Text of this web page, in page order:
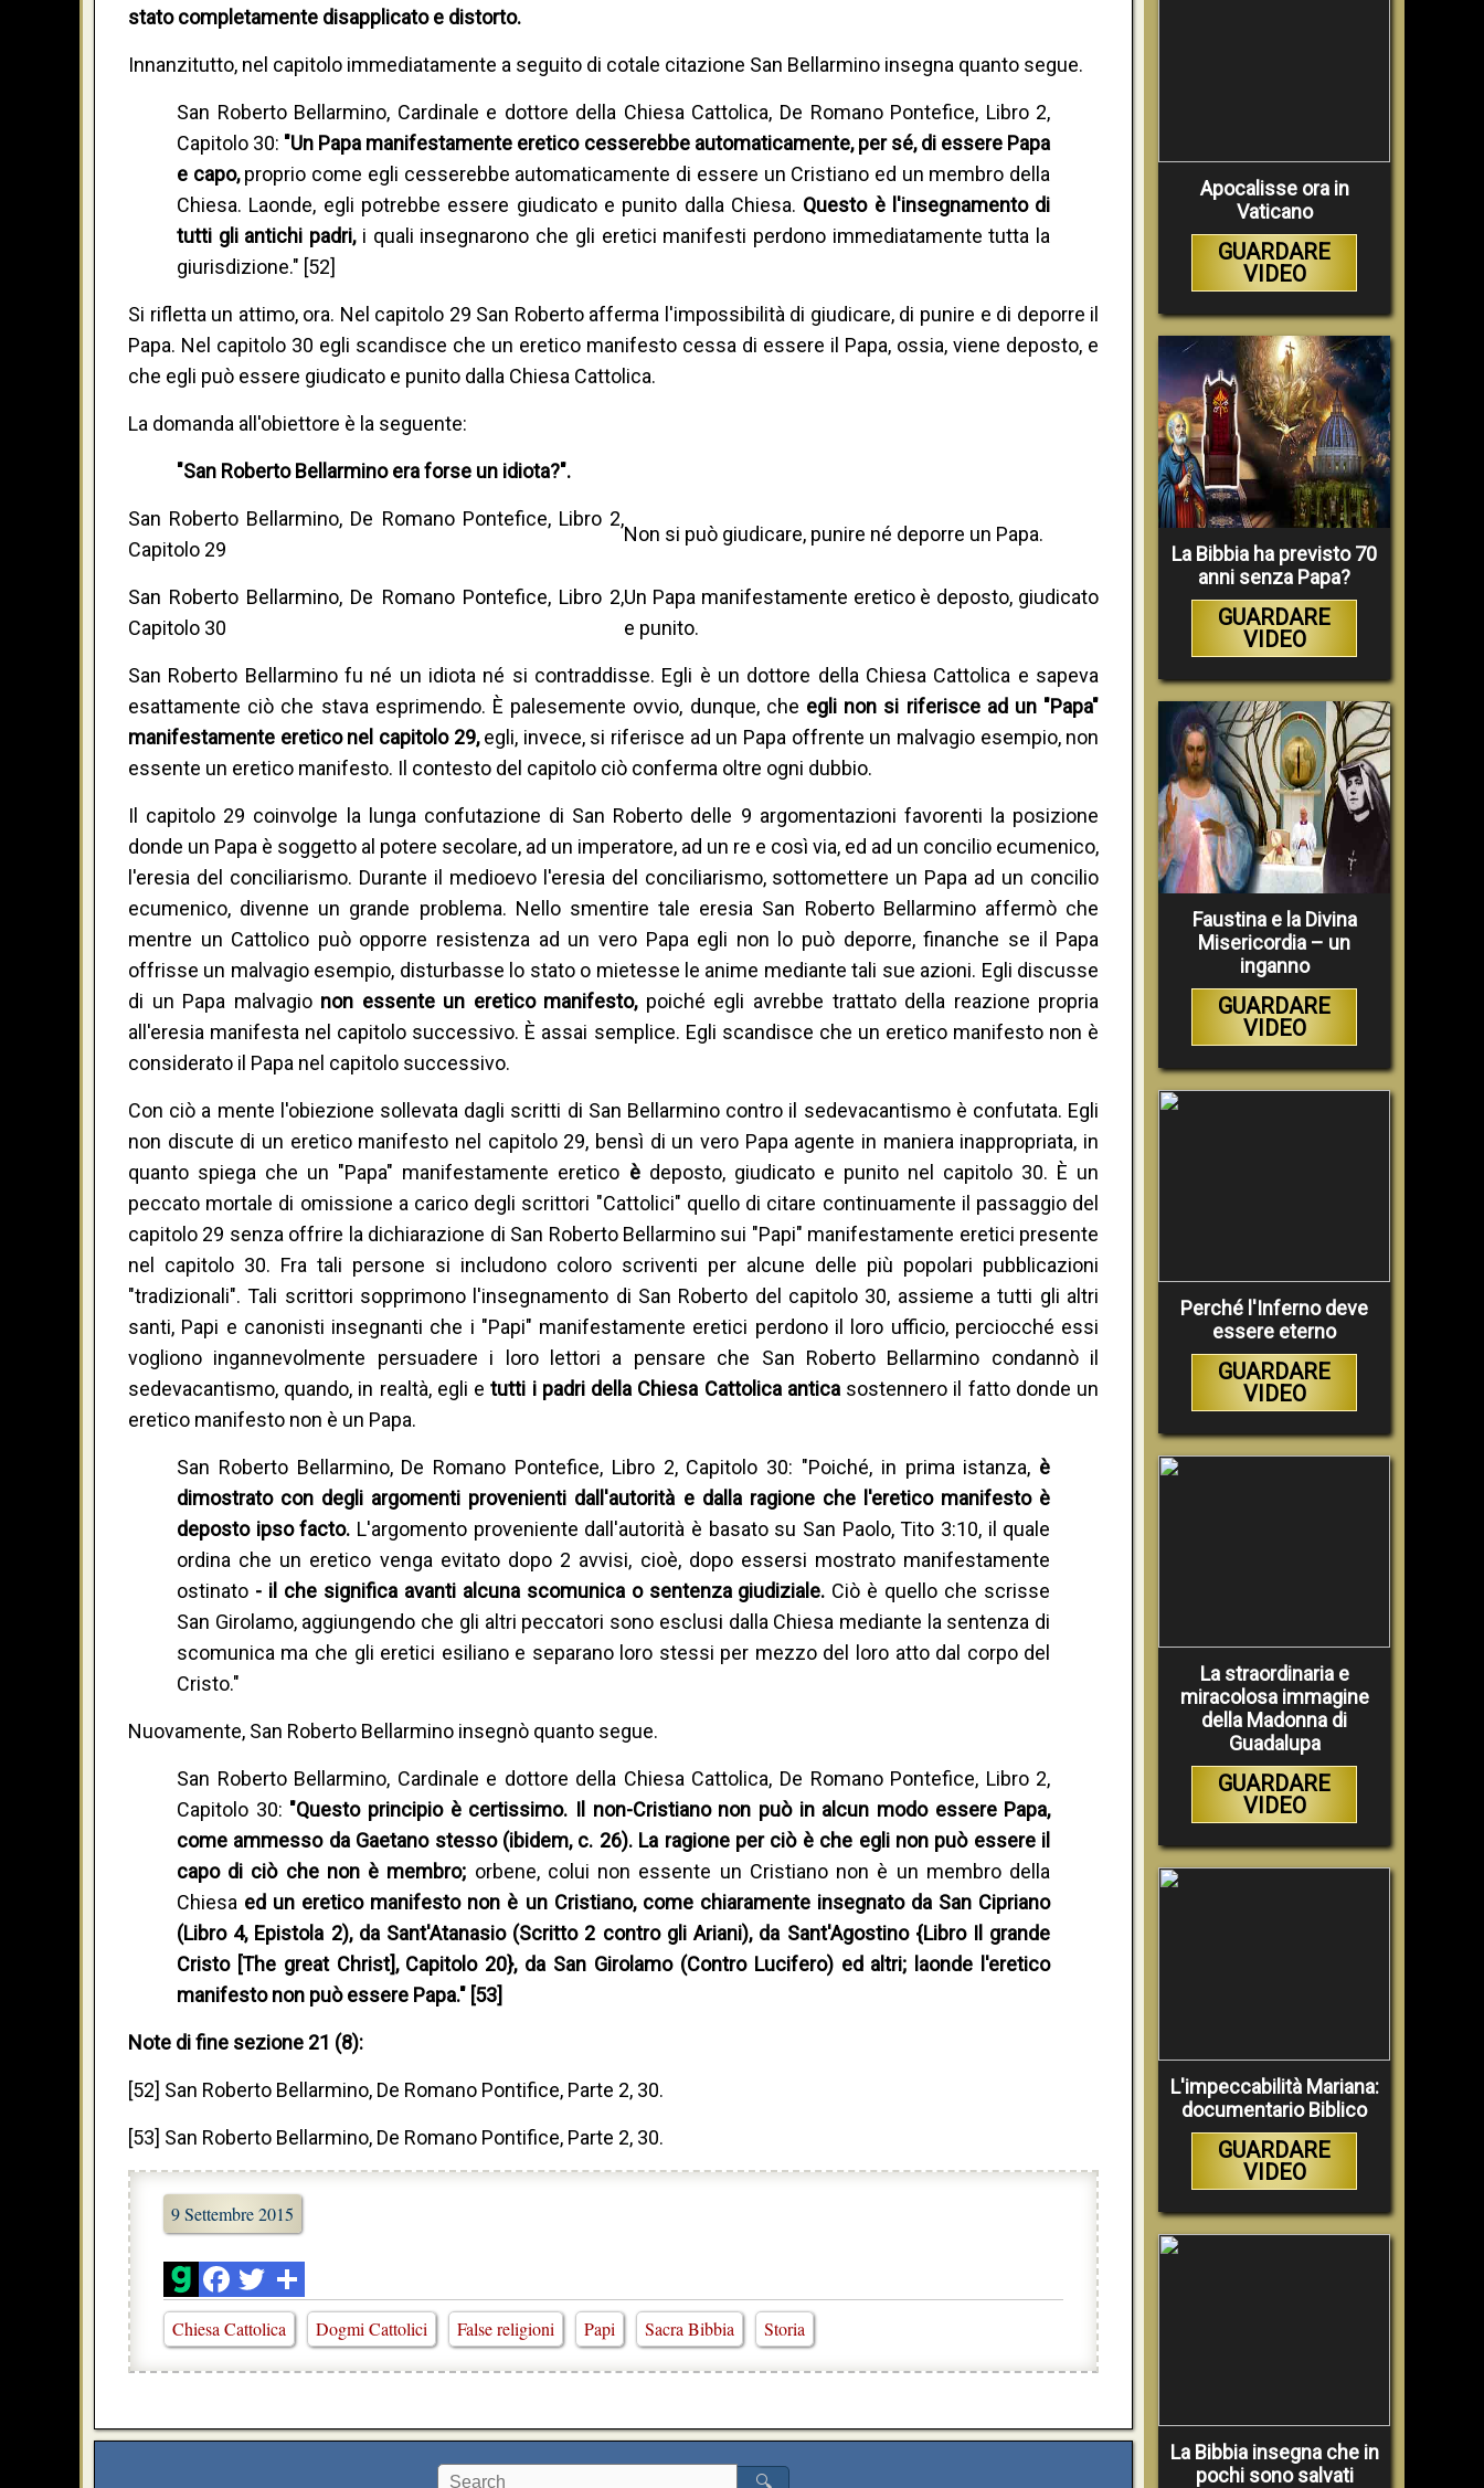
stato completamente disapplicato e distorto.
Innanzitutto, nel capitolo immediatamente a seguito di cotale citazione San Bellarmino insegna quanto segue.
San Roberto Bellarmino, Cardinale e dottore della Chiesa Cattolica, De Romano Pontefice, Libro 2,
Capitolo 30: "Un Papa manifestamente eretico cesserebbe automaticamente, per sé, di essere Papa
e capo,proprio come egli cesserebbe automaticamente di essere un Cristiano ed un membro della
Chiesa. Laonde, egli potrebbe essere giudicato e punito dalla Chiesa. Questo è l'insegnamento di
tutti gli antichi padri, i quali insegnarono che gli eretici manifesti perdono immediatamente tutta la
giurisdizione." [52]
Si rifletta un attimo, ora. Nel capitolo 29 San Roberto afferma l'impossibilità di giudicare, di punire e di deporre il
Papa. Nel capitolo 30 egli scandisce che un eretico manifesto cessa di essere il Papa, ossia, viene deposto, e
che egli può essere giudicato e punito dalla Chiesa Cattolica.
La domanda all'obiettore è la seguente:
"San Roberto Bellarmino era forse un idiota?".
San Roberto Bellarmino, De Romano Pontefice, Libro 2,
Capitolo 29
Non si può giudicare, punire né deporre un Papa.
San Roberto Bellarmino, De Romano Pontefice, Libro 2,
Capitolo 30
Un Papa manifestamente eretico è deposto, giudicato
e punito.
San Roberto Bellarmino fu né un idiota né si contraddisse. Egli è un dottore della Chiesa Cattolica e sapeva
esattamente ciò che stava esprimendo. È palesemente ovvio, dunque, che egli non si riferisce ad un "Papa"
manifestamente eretico nel capitolo 29,egli, invece, si riferisce ad un Papa offrente un malvagio esempio, non
essente un eretico manifesto. Il contesto del capitolo ciò conferma oltre ogni dubbio.
Il capitolo 29 coinvolge la lunga confutazione di San Roberto delle 9 argomentazioni favorenti la posizione
donde un Papa è soggetto al potere secolare, ad un imperatore, ad un re e così via, ed ad un concilio ecumenico,
l'eresia del conciliarismo. Durante il medioevo l'eresia del conciliarismo, sottomettere un Papa ad un concilio
ecumenico, divenne un grande problema. Nello smentire tale eresia San Roberto Bellarmino affermò che
mentre un Cattolico può opporre resistenza ad un vero Papa egli non lo può deporre, finanche se il Papa
offrisse un malvagio esempio, disturbasse lo stato o mietesse le anime mediante tali sue azioni. Egli discusse
di un Papa malvagio non essente un eretico manifesto, poiché egli avrebbe trattato della reazione propria
all'eresia manifesta nel capitolo successivo. È assai semplice. Egli scandisce che un eretico manifesto non è
considerato il Papa nel capitolo successivo.
Con ciò a mente l'obiezione sollevata dagli scritti di San Bellarmino contro il sedevacantismo è confutata. Egli
non discute di un eretico manifesto nel capitolo 29, bensì di un vero Papa agente in maniera inappropriata, in
quanto spiega che un "Papa" manifestamente eretico è deposto, giudicato e punito nel capitolo 30. È un
peccato mortale di omissione a carico degli scrittori "Cattolici" quello di citare continuamente il passaggio del
capitolo 29 senza offrire la dichiarazione di San Roberto Bellarmino sui "Papi" manifestamente eretici presente
nel capitolo 30. Fra tali persone si includono coloro scriventi per alcune delle più popolari pubblicazioni
"tradizionali". Tali scrittori sopprimono l'insegnamento di San Roberto del capitolo 30, assieme a tutti gli altri
santi, Papi e canonisti insegnanti che i "Papi" manifestamente eretici perdono il loro ufficio, perciocché essi
vogliono ingannevolmente persuadere i loro lettori a pensare che San Roberto Bellarmino condannò il
sedevacantismo, quando, in realtà, egli etutti i padri della Chiesa Cattolica antica sostennero il fatto donde un
eretico manifesto non è un Papa.
San Roberto Bellarmino, De Romano Pontefice, Libro 2, Capitolo 30: "Poiché, in prima istanza, è
dimostrato con degli argomenti provenienti dall'autorità e dalla ragione che l'eretico manifesto è
deposto ipso facto. L'argomento proveniente dall'autorità è basato su San Paolo, Tito 3:10, il quale
ordina che un eretico venga evitato dopo 2 avvisi, cioè, dopo essersi mostrato manifestamente
ostinato - il che significa avanti alcuna scomunica o sentenza giudiziale. Ciò è quello che scrisse
San Girolamo, aggiungendo che gli altri peccatori sono esclusi dalla Chiesa mediante la sentenza di
scomunica ma che gli eretici esiliano e separano loro stessi per mezzo del loro atto dal corpo del
Cristo."
Nuovamente, San Roberto Bellarmino insegnò quanto segue.
San Roberto Bellarmino, Cardinale e dottore della Chiesa Cattolica, De Romano Pontefice, Libro 2,
Capitolo 30: "Questo principio è certissimo. Il non-Cristiano non può in alcun modo essere Papa,
come ammesso da Gaetano stesso (ibidem, c. 26). La ragione per ciò è che egli non può essere il
capo di ciò che non è membro; orbene, colui non essente un Cristiano non è un membro della
Chiesa ed un eretico manifesto non è un Cristiano, come chiaramente insegnato da San Cipriano
(Libro 4, Epistola 2), da Sant'Atanasio (Scritto 2 contro gli Ariani), da Sant'Agostino {Libro Il grande
Cristo [The great Christ], Capitolo 20}, da San Girolamo (Contro Lucifero) ed altri; laonde l'eretico
manifesto non può essere Papa." [53]
Note di fine sezione 21 (8):
[52] San Roberto Bellarmino, De Romano Pontifice, Parte 2, 30.
[53] San Roberto Bellarmino, De Romano Pontifice, Parte 2, 30.
9 Settembre 2015
Chiesa Cattolica Dogmi Cattolici False religioni Papi Sacra Bibbia Storia
🔍
Apocalisse ora in
Vaticano
GUARDARE
VIDEO
La Bibbia ha previsto 70
anni senza Papa?
GUARDARE
VIDEO
Faustina e la Divina
Misericordia – un
inganno
GUARDARE
VIDEO
Perché l'Inferno deve
essere eterno
GUARDARE
VIDEO
La straordinaria e
miracolosa immagine
della Madonna di
Guadalupa
GUARDARE
VIDEO
L'impeccabilità Mariana:
documentario Biblico
GUARDARE
VIDEO
La Bibbia insegna che in
pochi sono salvati